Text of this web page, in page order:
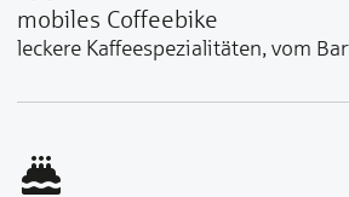
mobiles Coffeebike
leckere Kaffeespezialitäten, vom